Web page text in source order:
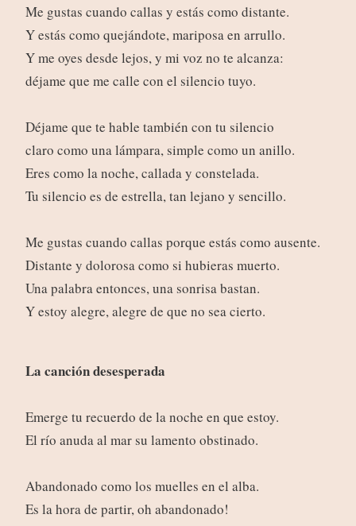
Me gustas cuando callas y estás como distante.
Y estás como quejándote, mariposa en arrullo.
Y me oyes desde lejos, y mi voz no te alcanza:
déjame que me calle con el silencio tuyo.
Déjame que te hable también con tu silencio
claro como una lámpara, simple como un anillo.
Eres como la noche, callada y constelada.
Tu silencio es de estrella, tan lejano y sencillo.
Me gustas cuando callas porque estás como ausente.
Distante y dolorosa como si hubieras muerto.
Una palabra entonces, una sonrisa bastan.
Y estoy alegre, alegre de que no sea cierto.
La canción desesperada
Emerge tu recuerdo de la noche en que estoy.
El río anuda al mar su lamento obstinado.
Abandonado como los muelles en el alba.
Es la hora de partir, oh abandonado!